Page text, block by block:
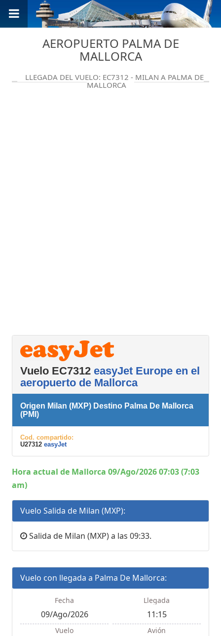
AEROPUERTO PALMA DE
MALLORCA
LLEGADA DEL VUELO: EC7312 - MILAN A PALMA DE
MALLORCA
Vuelo EC7312 easyJet Europe en el
aeropuerto de Mallorca
Origen Milan (MXP) Destino Palma De Mallorca
(PMI)
Cod. compartido:
U27312 easyJet
Hora actual de Mallorca 09/Ago/2026 07:03 (7:03
am)
Vuelo Salida de Milan (MXP):
Salida de Milan (MXP) a las 09:33.
Vuelo con llegada a Palma De Mallorca:
Fecha
09/Ago/2026
Llegada
11:15
Vuelo Avión